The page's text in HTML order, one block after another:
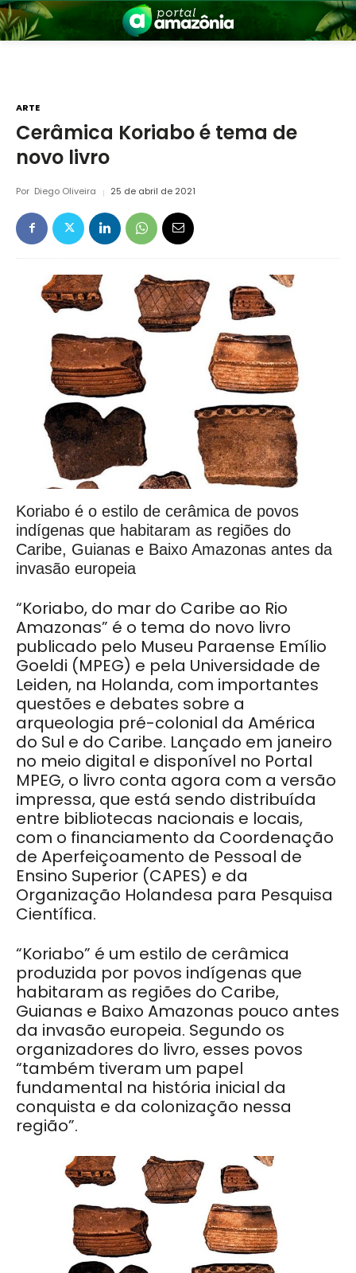
Amazônia
ARTE
Cerâmica Koriabo é tema de
novo livro
Por Diego Oliveira 25 de abril de 2021
Koriabo é o estilo de cerâmica de povos
indígenas que habitaram as regiões do
Caribe, Guianas e Baixo Amazonas antes da
invasão europeia
“Koriabo, do mar do Caribe ao Rio
Amazonas” é o tema do novo livro
publicado pelo Museu Paraense Emílio
Goeldi (MPEG) e pela Universidade de
Leiden, na Holanda, com importantes
questões e debates sobre a
arqueologia pré-colonial da América
do Sul e do Caribe. Lançado em janeiro
no meio digital e disponível no Portal
MPEG, o livro conta agora com a versão
impressa, que está sendo distribuída
entre bibliotecas nacionais e locais,
com o financiamento da Coordenação
de Aperfeiçoamento de Pessoal de
Ensino Superior (CAPES) e da
Organização Holandesa para Pesquisa
Científica.
“Koriabo” é um estilo de cerâmica
produzida por povos indígenas que
habitaram as regiões do Caribe,
Guianas e Baixo Amazonas pouco antes
da invasão europeia. Segundo os
organizadores do livro, esses povos
“também tiveram um papel
fundamental na história inicial da
conquista e da colonização nessa
região”.